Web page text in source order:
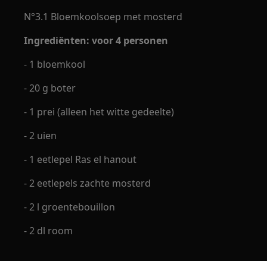
N°3.1 Bloemkoolsoep met mosterd
Ingrediënten: voor 4 personen
- 1 bloemkool
- 20 g boter
- 1 prei (alleen het witte gedeelte)
- 2 uien
- 1 eetlepel Ras el hanout
- 2 eetlepels zachte mosterd
- 2 l groentebouillon
- 2 dl room